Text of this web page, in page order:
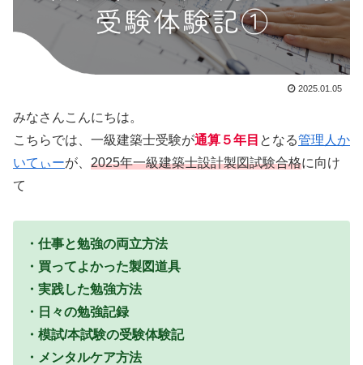
2025.01.05
みなさんこんにちは。
こちらでは、一級建築士受験が通算５年目 となる管理人か
いてぃーが、 2025年一級建築士設計製図試験合格に向け
て
・仕事と勉強の両立方法
・買ってよかった製図道具
・実践した勉強方法
・日々の勉強記録
・模試/本試験の受験体験記
・メンタルケア方法